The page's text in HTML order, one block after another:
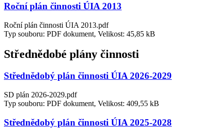
Roční plán činnosti ÚIA 2013
Roční plán činnosti ÚIA 2013.pdf
Typ souboru: PDF dokument, Velikost: 45,85 kB
Střednědobé plány činnosti
Střednědobý plán činnosti ÚIA 2026-2029
SD plán 2026-2029.pdf
Typ souboru: PDF dokument, Velikost: 409,55 kB
Střednědobý plán činnosti ÚIA 2025-2028